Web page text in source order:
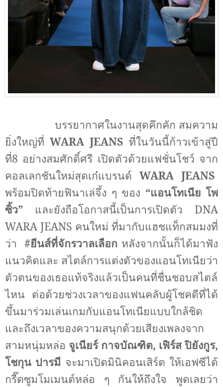
บรรยากาศในงานสุดคึกคัก สมความ
ยิ่งใหญ่ที่ WARA JEANS ที่ในวันนี้ก้าวเข้าสู่ปี
ที่8 อย่างสมศักดิ์ศรี เปิดตัวด้วยแฟชั่นโชว์ จาก
คอลเลกชันใหม่สุดเก๋แบรนด์ WARA JEANS
พร้อมปิดท้ายฟินาเล่จึ้ง ๆ ของ “แอนโทเนีย โพ
ซิ้ว” และยังถือโอกาสนี้เป็นการเปิดตัว DNA
WARA JEANS คนใหม่ ที่มากับแฮชแท็กสมมงที่
ว่า #ยีนส์ที่จักรวาลเลือก หลังจากนั้นก็ได้มาฟัง
แนวคิดและ สไตล์การแต่งตัวของแอนโทเนียว่า
ตัวตนของเธอแท้จริงแล้วเป็นคนที่ชื่นชอบสไตล์
ไหน ต่อด้วยช่วงเวลาของแฟนคลับผู้โชคดีที่ได้
ขึ้นมาร่วมเล่นเกมกับแอนโทเนียแบบใกล้ชิด
และถึงเวลาของความสนุกด้วยเสียงเพลงจาก
สามหนุ่มหล่อ จูเนียร์ กาจบัณฑิต, เฟิร์ส ปิยังกูร,
โชกุน ปารมี จะมาเปิดมินิคอนเสิร์ต ให้เอฟซีได้
กรี๊ดซูมโมเมนต์หล่อ ๆ กันให้ถึงใจ พูดเลยว่า